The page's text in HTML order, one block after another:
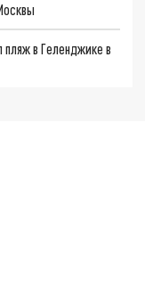
в Геленджике в